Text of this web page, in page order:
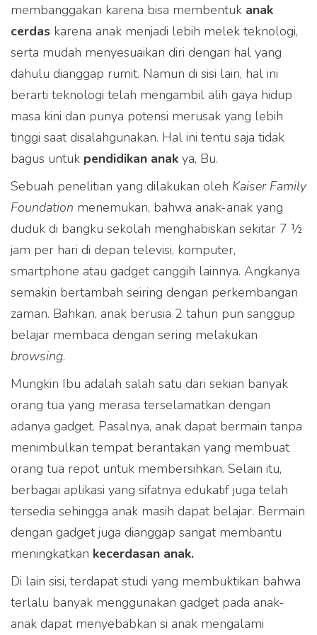
membanggakan karena bisa membentuk anak
cerdas karena anak menjadi lebih melek teknologi,
serta mudah menyesuaikan diri dengan hal yang
dahulu dianggap rumit. Namun di sisi lain, hal ini
berarti teknologi telah mengambil alih gaya hidup
masa kini dan punya potensi merusak yang lebih
tinggi saat disalahgunakan. Hal ini tentu saja tidak
bagus untuk pendidikan anak ya, Bu.
Sebuah penelitian yang dilakukan oleh Kaiser Family
Foundation menemukan, bahwa anak-anak yang
duduk di bangku sekolah menghabiskan sekitar 7 ½
jam per hari di depan televisi, komputer,
smartphone atau gadget canggih lainnya. Angkanya
semakin bertambah seiring dengan perkembangan
zaman. Bahkan, anak berusia 2 tahun pun sanggup
belajar membaca dengan sering melakukan
browsing.
Mungkin Ibu adalah salah satu dari sekian banyak
orang tua yang merasa terselamatkan dengan
adanya gadget. Pasalnya, anak dapat bermain tanpa
menimbulkan tempat berantakan yang membuat
orang tua repot untuk membersihkan. Selain itu,
berbagai aplikasi yang sifatnya edukatif juga telah
tersedia sehingga anak masih dapat belajar. Bermain
dengan gadget juga dianggap sangat membantu
meningkatkan kecerdasan anak.
Di lain sisi, terdapat studi yang membuktikan bahwa
terlalu banyak menggunakan gadget pada anak-
anak dapat menyebabkan si anak mengalami